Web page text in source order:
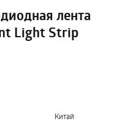
лента
Light Strip
Китай